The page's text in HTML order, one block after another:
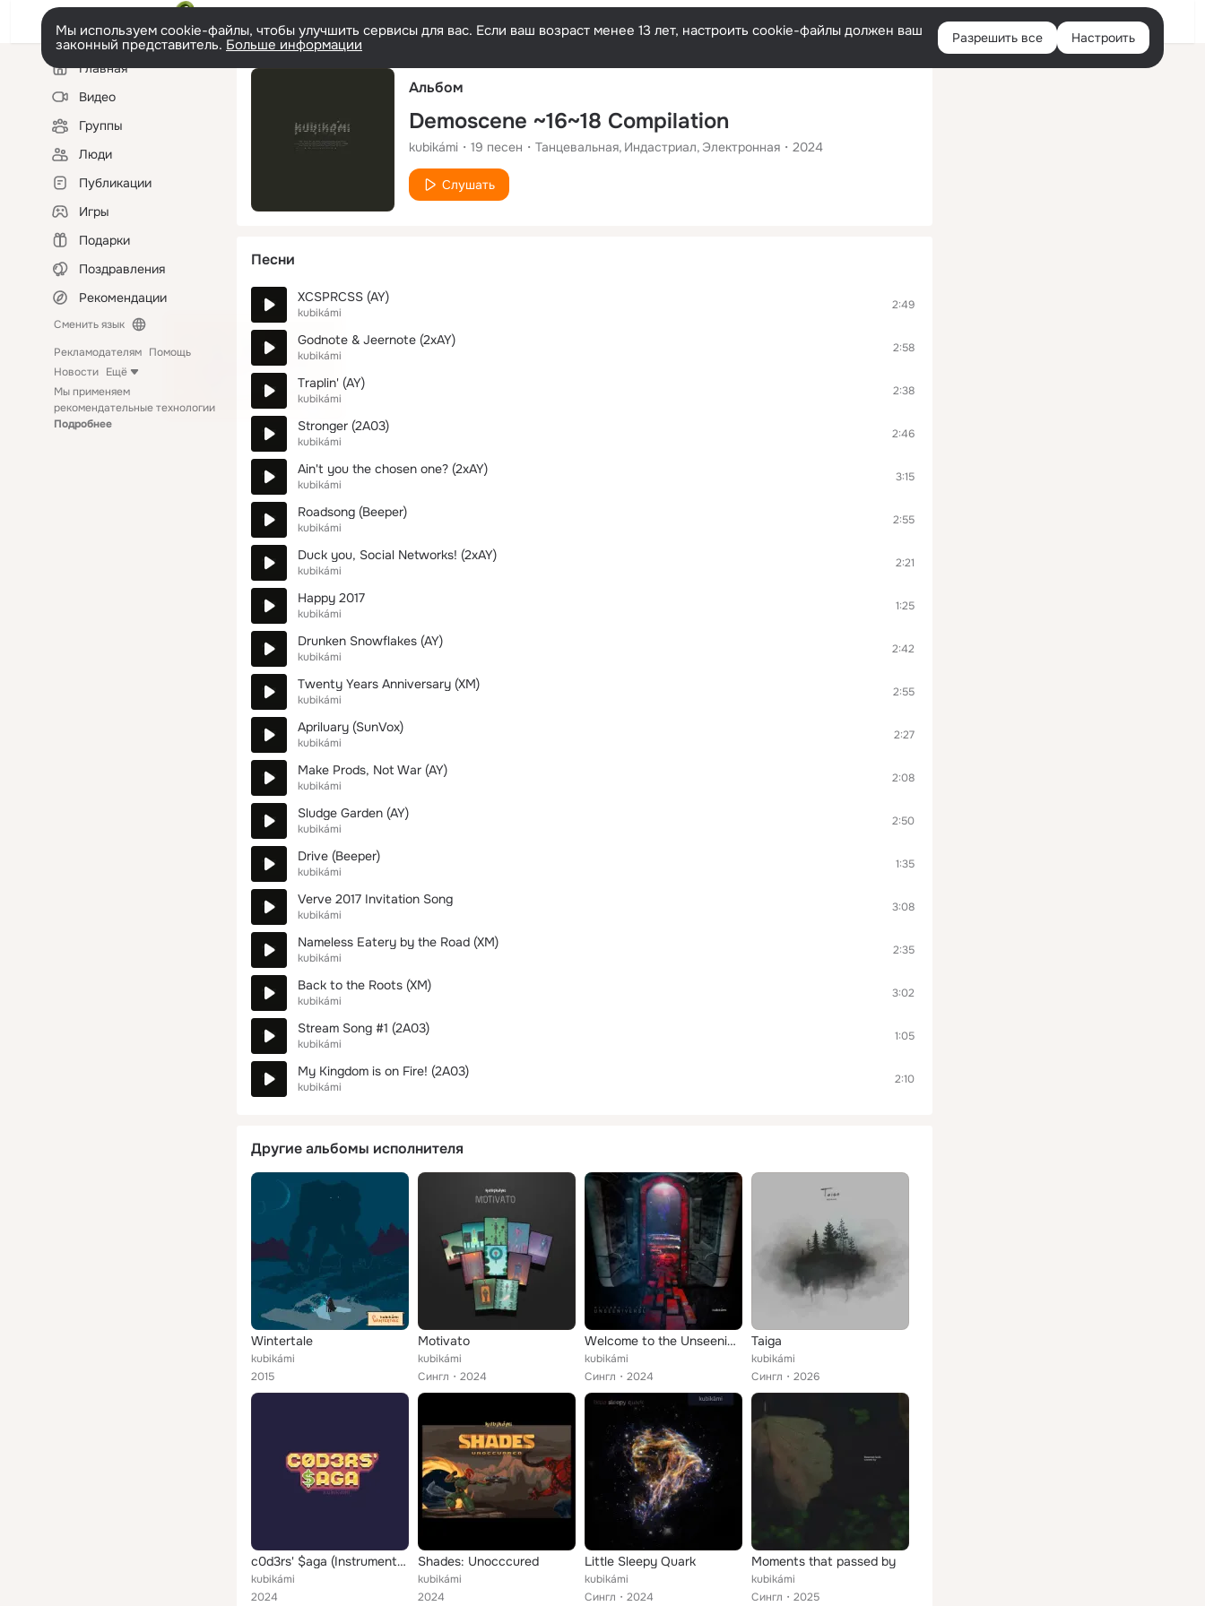
Русский Войти
Мы используем cookie-файлы, чтобы улучшить сервисы для вас. Если ваш возраст менее 13 лет, настроить cookie-файлы должен ваш
законный представитель. Больше информации Разрешить все Настроить
Левая
колонкаГлавная
Видео
Группы
Люди
Публикации
Игры
Подарки
Поздравления
Рекомендации
Сменить язык
Рекламодателям Помощь
Новости Ещё
Мы применяем
рекомендательные технологии
Подробнее
Альбом
Demoscene ~16~18 Compilation
kubikámi 19 песен Танцевальная Индастриал Электронная 2024
Слушать
Песни
XCSPRCSS (AY)
kubikámi
2:49
Godnote & Jeernote (2xAY)
kubikámi
2:58
Traplin' (AY)
kubikámi
2:38
Stronger (2A03)
kubikámi
2:46
Ain't you the chosen one? (2xAY)
kubikámi
3:15
Roadsong (Beeper)
kubikámi
2:55
Duck you, Social Networks! (2xAY)
kubikámi
2:21
Happy 2017
kubikámi
1:25
Drunken Snowflakes (AY)
kubikámi
2:42
Twenty Years Anniversary (XM)
kubikámi
2:55
Apriluary (SunVox)
kubikámi
2:27
Make Prods, Not War (AY)
kubikámi
2:08
Sludge Garden (AY)
kubikámi
2:50
Drive (Beeper)
kubikámi
1:35
Verve 2017 Invitation Song
kubikámi
3:08
Nameless Eatery by the Road (XM)
kubikámi
2:35
Back to the Roots (XM)
kubikámi
3:02
Stream Song #1 (2A03)
kubikámi
1:05
My Kingdom is on Fire! (2A03)
kubikámi
2:10
Другие альбомы исполнителя
Wintertale
kubikámi
2015
Motivato
kubikámi
Сингл
2024
Welcome to the Unseeniverse
kubikámi
Сингл
2024
Taiga
kubikámi
Сингл
2026
c0d3rs' $aga (Instrumental)
kubikámi
2024
Shades: Unocccured
kubikámi
2024
Little Sleepy Quark
kubikámi
Сингл
2024
Moments that passed by
kubikámi
Сингл
2025